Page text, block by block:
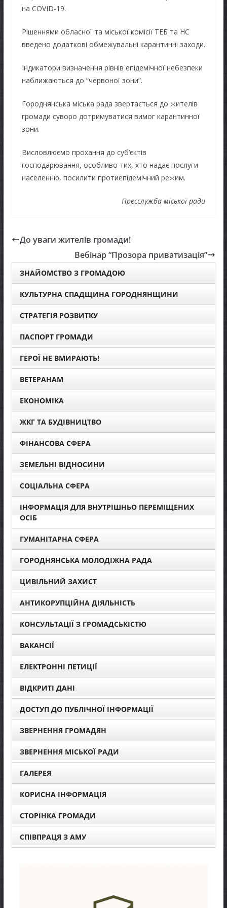
на COVID-19.
Рішеннями обласної та міської комісії ТЕБ та НС
введено додаткові обмежувальні карантинні заходи.
Індикатори визначення рівнів епідемічної небезпеки
наближаються до “червоної зони”.
Городнянська міська рада звертається до жителів
громади суворо дотримуватися вимог карантинної
зони.
Висловлюємо прохання до суб’єктів
господарювання, особливо тих, хто надає послуги
населенню, посилити протиепідемічний режим.
Пресслужба міської ради
До уваги жителів громади!
Вебінар “Прозора приватизація”
ЗНАЙОМСТВО З ГРОМАДОЮ
КУЛЬТУРНА СПАДЩИНА ГОРОДНЯНЩИНИ
СТРАТЕГІЯ РОЗВИТКУ
ПАСПОРТ ГРОМАДИ
ГЕРОЇ НЕ ВМИРАЮТЬ!
ВЕТЕРАНАМ
ЕКОНОМІКА
ЖКГ ТА БУДІВНИЦТВО
ФІНАНСОВА СФЕРА
ЗЕМЕЛЬНІ ВІДНОСИНИ
СОЦІАЛЬНА СФЕРА
ІНФОРМАЦІЯ ДЛЯ ВНУТРІШНЬО ПЕРЕМІЩЕНИХ
ОСІБ
ГУМАНІТАРНА СФЕРА
ГОРОДНЯНСЬКА МОЛОДІЖНА РАДА
ЦИВІЛЬНИЙ ЗАХИСТ
АНТИКОРУПЦІЙНА ДІЯЛЬНІСТЬ
КОНСУЛЬТАЦІЇ З ГРОМАДСЬКІСТЮ
ВАКАНСІЇ
ЕЛЕКТРОННІ ПЕТИЦІЇ
ВІДКРИТІ ДАНІ
ДОСТУП ДО ПУБЛІЧНОЇ ІНФОРМАЦІЇ
ЗВЕРНЕННЯ ГРОМАДЯН
ЗВЕРНЕННЯ МІСЬКОЇ РАДИ
ГАЛЕРЕЯ
КОРИСНА ІНФОРМАЦІЯ
СТОРІНКА ГРОМАДИ
СПІВПРАЦЯ З АМУ